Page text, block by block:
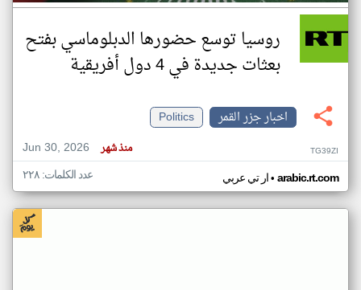
روسيا توسع حضورها الدبلوماسي بفتح
بعثات جديدة في 4 دول أفريقية
اخبار جزر القمر
Politics
Jun 30, 2026
منذ شهر TG39ZI
ار تي عربي• arabic.rt.com عدد الكلمات: ٢٢٨